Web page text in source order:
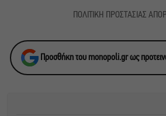
ΠΟΛΙΤΙΚΗ ΠΡΟΣΤΑΣΙΑΣ
Προσθήκη του monopoli.gr ως